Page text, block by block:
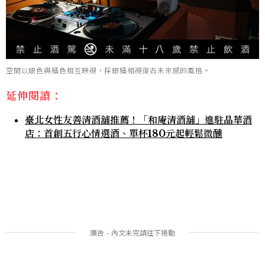
空間以銀色與橘色相互映襯，採銀橘相襯復古未來感的風格。
延伸閱讀：
臺北女性友善清酒舖推薦！「和庵清酒舖」進駐晶華酒
店：首創五行心情選酒、單杯180元起輕鬆微醺